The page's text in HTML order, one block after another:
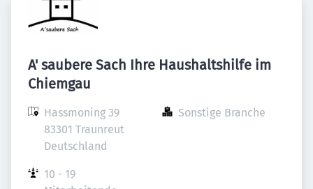
A' saubere Sach Ihre Haushaltshilfe im
Chiemgau
Hassmoning 39
83301 Traunreut
Deutschland
Sonstige Branche
10 - 19